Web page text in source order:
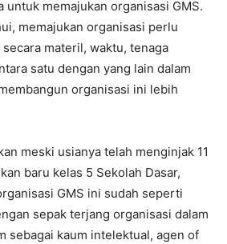
untuk memajukan organisasi GMS.
memajukan organisasi perlu
materil, waktu, tenaga
satu dengan yang lain dalam
organisasi ini lebih
meski usianya telah menginjak 11
baru kelas 5 Sekolah Dasar,
GMS ini sudah seperti
sepak terjang organisasi dalam
sebagai kaum intelektual, agen of